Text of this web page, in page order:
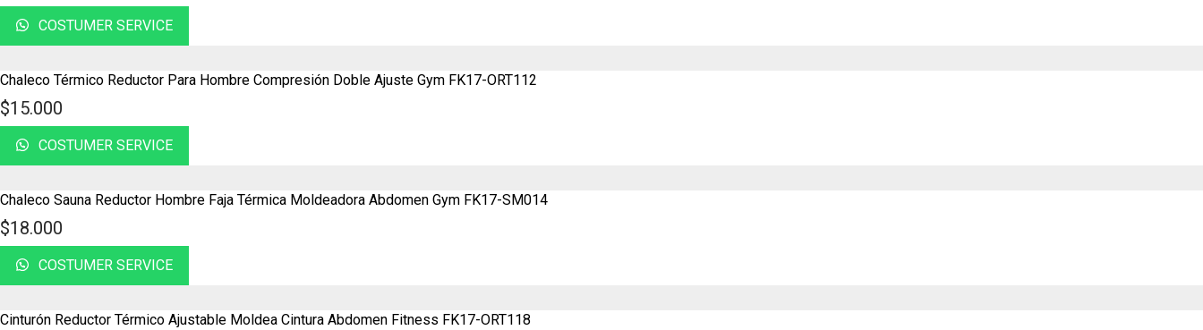
COSTUMER SERVICE
Chaleco Térmico Reductor Para Hombre Compresión Doble Ajuste Gym FK17-ORT112
$15.000
COSTUMER SERVICE
Chaleco Sauna Reductor Hombre Faja Térmica Moldeadora Abdomen Gym FK17-SM014
$18.000
COSTUMER SERVICE
Cinturón Reductor Térmico Ajustable Moldea Cintura Abdomen Fitness FK17-ORT118